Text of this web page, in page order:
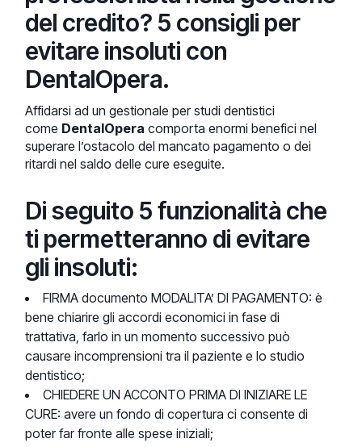
del credito? 5 consigli per
evitare insoluti con
DentalOpera.
Affidarsi ad un gestionale per studi dentistici
come DentalOpera comporta enormi benefici nel
superare l’ostacolo del mancato pagamento o dei
ritardi nel saldo delle cure eseguite.
Di seguito 5 funzionalità che
ti permetteranno di evitare
gli insoluti:
FIRMA documento MODALITA’ DI PAGAMENTO: è
bene chiarire gli accordi economici in fase di
trattativa, farlo in un momento successivo può
causare incomprensioni tra il paziente e lo studio
dentistico;
CHIEDERE UN ACCONTO PRIMA DI INIZIARE LE
CURE: avere un fondo di copertura ci consente di
poter far fronte alle spese iniziali;